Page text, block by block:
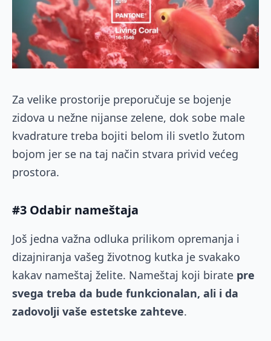
Za velike prostorije preporučuje se bojenje
zidova u nežne nijanse zelene, dok sobe male
kvadrature treba bojiti belom ili svetlo žutom
bojom jer se na taj način stvara privid većeg
prostora.
#3 Odabir nameštaja
Još jedna važna odluka prilikom opremanja i
dizajniranja vašeg životnog kutka je svakako
kakav nameštaj želite. Nameštaj koji birate pre
svega treba da bude funkcionalan, ali i da
zadovolji vaše estetske zahteve.